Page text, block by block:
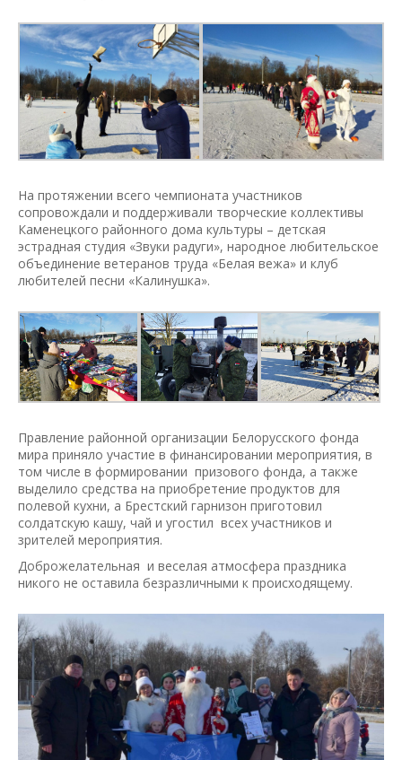
На протяжении всего чемпионата участников
сопровождали и поддерживали творческие коллективы
Каменецкого районного дома культуры – детская
эстрадная студия «Звуки радуги», народное любительское
объединение ветеранов труда «Белая вежа» и клуб
любителей песни «Калинушка».
Правление районной организации Белорусского фонда
мира приняло участие в финансировании мероприятия, в
том числе в формировании призового фонда, а также
выделило средства на приобретение продуктов для
полевой кухни, а Брестский гарнизон приготовил
солдатскую кашу, чай и угостил всех участников и
зрителей мероприятия.
Доброжелательная и веселая атмосфера праздника
никого не оставила безразличными к происходящему.